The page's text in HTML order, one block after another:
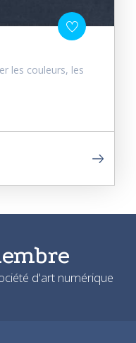
les couleurs, les
d'art numérique